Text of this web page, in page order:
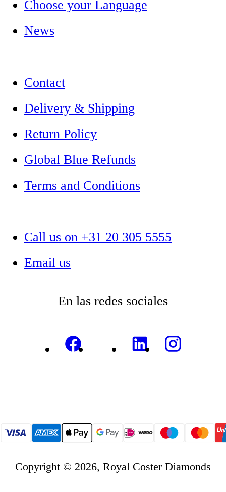
Choose your Language
News
Contact
Delivery & Shipping
Return Policy
Global Blue Refunds
Terms and Conditions
Call us on +31 20 305 5555
Email us
En las redes sociales
Copyright © 2026, Royal Coster Diamonds